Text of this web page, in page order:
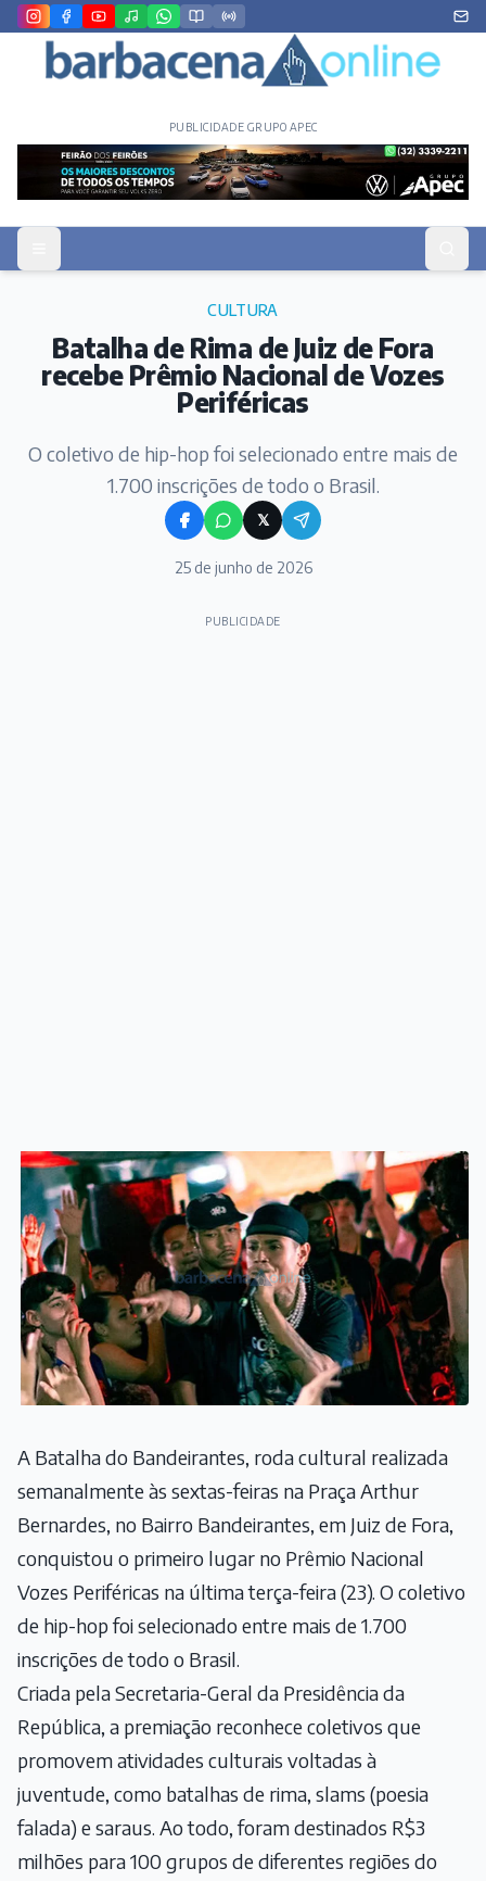
PUBLICIDADE GRUPO APEC
CULTURA
Batalha de Rima de Juiz de Fora
recebe Prêmio Nacional de Vozes
Periféricas
O coletivo de hip-hop foi selecionado entre mais de
1.700 inscrições de todo o Brasil.
𝕏
25 de junho de 2026
PUBLICIDADE
A Batalha do Bandeirantes, roda cultural realizada
semanalmente às sextas-feiras na Praça Arthur
Bernardes, no Bairro Bandeirantes, em Juiz de Fora,
conquistou o primeiro lugar no Prêmio Nacional
Vozes Periféricas na última terça-feira (23). O coletivo
de hip-hop foi selecionado entre mais de 1.700
inscrições de todo o Brasil.
Criada pela Secretaria-Geral da Presidência da
República, a premiação reconhece coletivos que
promovem atividades culturais voltadas à
juventude, como batalhas de rima, slams (poesia
falada) e saraus. Ao todo, foram destinados R$3
milhões para 100 grupos de diferentes regiões do